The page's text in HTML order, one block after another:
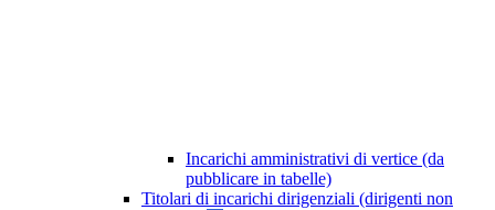
Incarichi amministrativi di vertice (da
pubblicare in tabelle)
Titolari di incarichi dirigenziali (dirigenti non